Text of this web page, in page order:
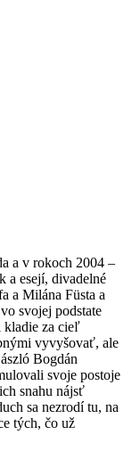
a v rokoch 2004 –
a esejí, divadelné
a Milána Füsta a
svojej podstate
kladie za cieľ
vyvyšovať, ale
Bogdán
svoje postoje
snahu nájsť
sa nezrodí tu, na
tých, čo už